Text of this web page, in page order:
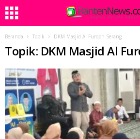
Beranda Topik DKM Masjid Al Furqon Serang
Topik: DKM Masjid Al